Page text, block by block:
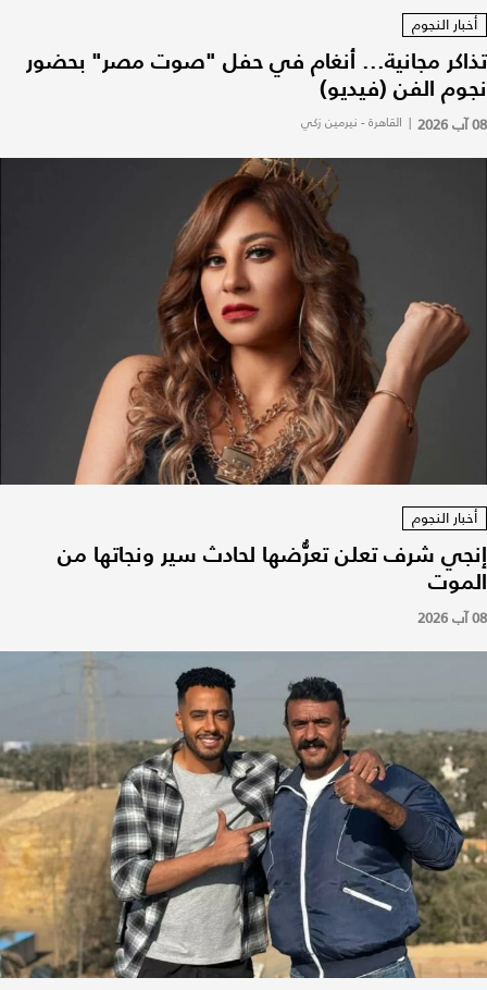
أخبار النجوم
تذاكر مجانية... أنغام في حفل "صوت مصر" بحضور
نجوم الفن (فيديو)
08 آب 2026 | القاهرة - نيرمين زكي
أخبار النجوم
إنجي شرف تعلن تعرُّضها لحادث سير ونجاتها من
الموت
08 آب 2026